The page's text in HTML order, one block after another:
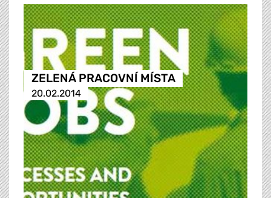
ZELENÁ PRACOVNÍ MÍSTA
20.02.2014